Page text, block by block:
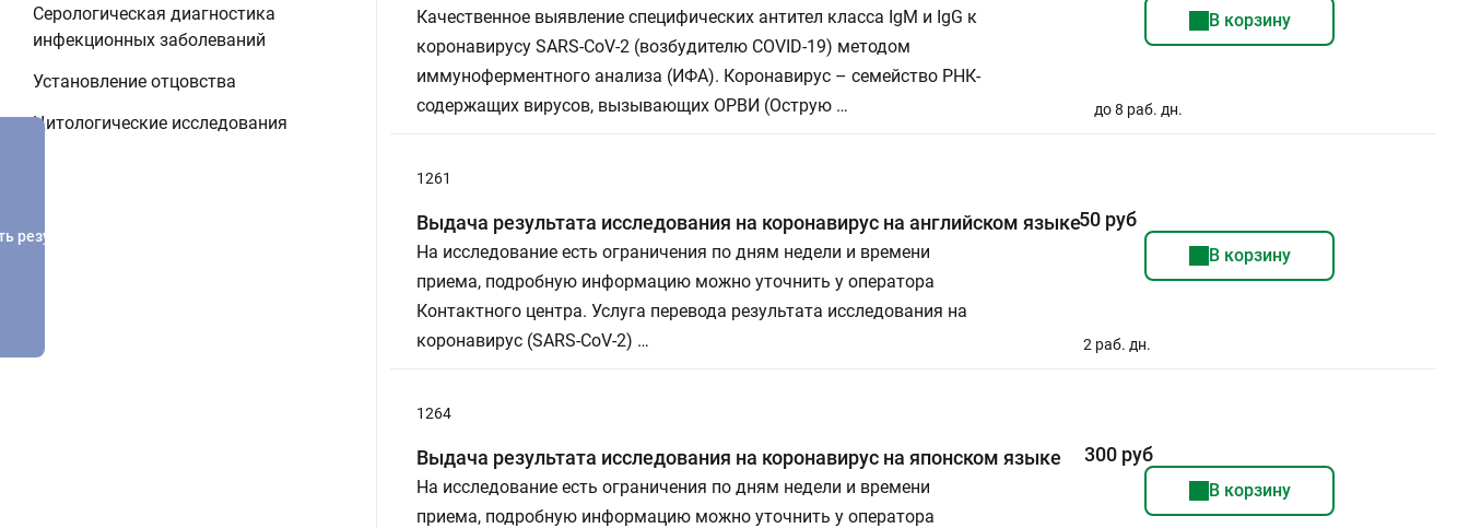
Серологическая диагностика
инфекционных заболеваний
Установление отцовства
Цитологические исследования
Качественное выявление специфических антител класса IgМ и IgG к
коронавирусу SARS-CoV-2 (возбудителю COVID-19) методом
иммуноферментного анализа (ИФА). Коронавирус – семейство РНК-
содержащих вирусов, вызывающих ОРВИ (Острую …
В корзину
до 8 раб. дн.
1261
Выдача результата исследования на коронавирус на английском языке
На исследование есть ограничения по дням недели и времени
приема, подробную информацию можно уточнить у оператора
Контактного центра. Услуга перевода результата исследования на
коронавирус (SARS-СoV-2) …
50 руб
В корзину
2 раб. дн.
1264
Выдача результата исследования на коронавирус на японском языке
На исследование есть ограничения по дням недели и времени
приема, подробную информацию можно уточнить у оператора
300 руб
В корзину
результатов